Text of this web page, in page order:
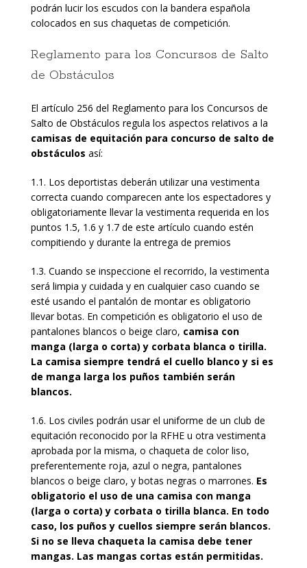
podrán lucir los escudos con la bandera española
colocados en sus chaquetas de competición.
Reglamento para los Concursos de Salto
de Obstáculos
El artículo 256 del Reglamento para los Concursos de
Salto de Obstáculos regula los aspectos relativos a la
camisas de equitación para concurso de salto de
obstáculos así:
1.1. Los deportistas deberán utilizar una vestimenta
correcta cuando comparecen ante los espectadores y
obligatoriamente llevar la vestimenta requerida en los
puntos 1.5, 1.6 y 1.7 de este artículo cuando estén
compitiendo y durante la entrega de premios
1.3. Cuando se inspeccione el recorrido, la vestimenta
será limpia y cuidada y en cualquier caso cuando se
esté usando el pantalón de montar es obligatorio
llevar botas. En competición es obligatorio el uso de
pantalones blancos o beige claro, camisa con
manga (larga o corta) y corbata blanca o tirilla.
La camisa siempre tendrá el cuello blanco y si es
de manga larga los puños también serán
blancos.
1.6. Los civiles podrán usar el uniforme de un club de
equitación reconocido por la RFHE u otra vestimenta
aprobada por la misma, o chaqueta de color liso,
preferentemente roja, azul o negra, pantalones
blancos o beige claro, y botas negras o marrones. Es
obligatorio el uso de una camisa con manga
(larga o corta) y corbata o tirilla blanca. En todo
caso, los puños y cuellos siempre serán blancos.
Si no se lleva chaqueta la camisa debe tener
mangas. Las mangas cortas están permitidas.